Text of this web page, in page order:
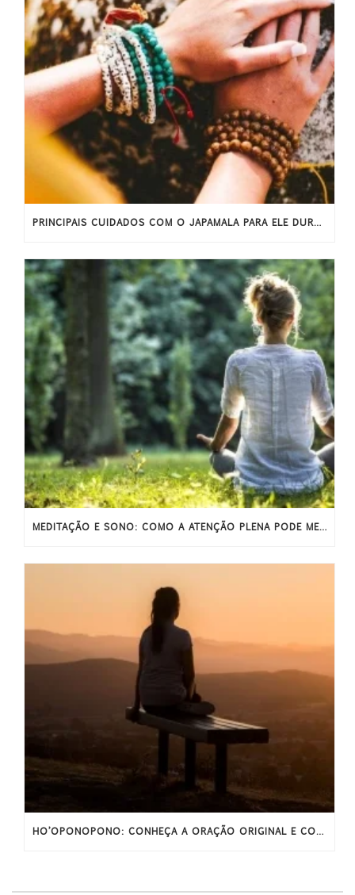
PRINCIPAIS CUIDADOS COM O JAPAMALA PARA ELE DURAR MAIS
MEDITAÇÃO E SONO: COMO A ATENÇÃO PLENA PODE MELHORAR O SONO
HO’OPONOPONO: CONHEÇA A ORAÇÃO ORIGINAL E COMPLETA